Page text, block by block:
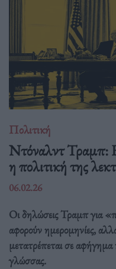
Πολιτική
Ντόναλντ Τραμπ: Η
η πολιτική της
06.02.26
Οι δηλώσεις Τραμπ για
αφορούν ημερομηνίες,
μετατρέπεται σε αφήγημα
γλώσσας.